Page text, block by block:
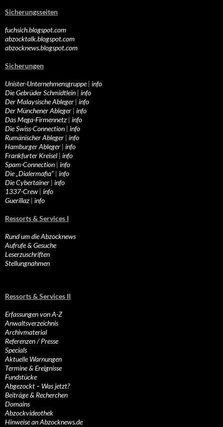
Sicherungsseiten
fuchsich.blogspot.com
abzocktalk.blogspot.com
abzocknews.blogspot.com
Sicherungen
Unister-Unternehmensgruppe| info
Die Gebrüder Schmidtlein | info
Der Malaysische Ableger | info
Der Münchener Ableger | info
Das Mega-Firmennetz | info
Die Swiss-Connection | info
Rumänischer Ableger | info
Hamburger Ableger | info
Frankfurter Kreisel | info
Spam-Connection | info
Die „Dialermafia“ | info
Die Cybertainer | info
1337-Crew | info
Guerillaz | info
Ressorts & Services I
Rund um die Abzocknews
Aufrufe & Gesuche
Leserzuschriften
Stellungnahmen
Ressorts & Services II
Erfassungen von A-Z
Anwaltsverzeichnis
Archivmaterial
Referenzen / Presse
Specials
Aktuelle Warnungen
Termine & Ereignisse
Fundstücke
Abgezockt – Was jetzt?
Beiträge & Recherchen
Domains
Abzockvideothek
Hinweise an Abzocknews.de